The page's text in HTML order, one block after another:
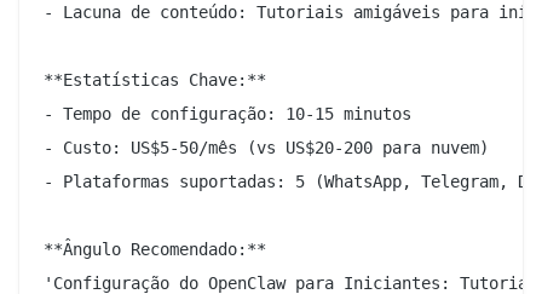
- Lacuna de conteúdo: Tutoriais amigáveis para
**Estatísticas Chave:**
- Tempo de configuração: 10-15 minutos
- Custo: US$5-50/mês (vs US$20-200 para nuvem)
- Plataformas suportadas: 5 (WhatsApp, Telegram,
**Ângulo Recomendado:**
'Configuração do OpenClaw para Iniciantes: